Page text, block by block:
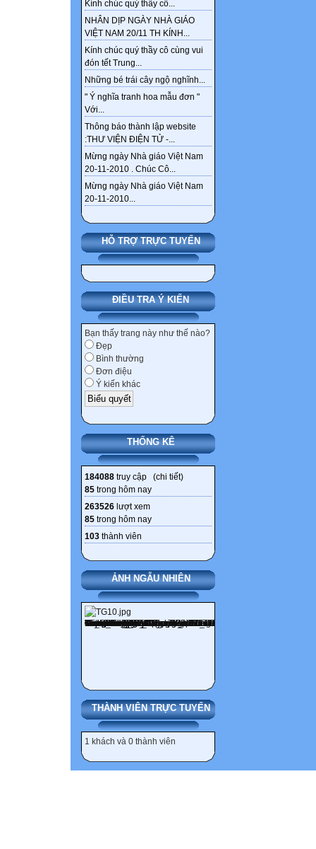
Kính chúc quý thầy cô...
NHÂN DỊP NGÀY NHÀ GIÁO
VIỆT NAM 20/11 TH KÍNH...
Kính chúc quý thầy cô cùng vui
đón tết Trung...
Những bé trái cây ngộ nghĩnh...
" Ý nghĩa tranh hoa mẫu đơn "
Với...
Thông báo thành lập website
:THƯ VIỆN ĐIỆN TỬ -...
Mừng ngày Nhà giáo Việt Nam
20-11-2010 . Chúc Cô...
Mừng ngày Nhà giáo Việt Nam
20-11-2010...
HỖ TRỢ TRỰC TUYẾN
ĐIỀU TRA Ý KIẾN
Bạn thấy trang này như thế nào?
Đẹp
Bình thường
Đơn điệu
Ý kiến khác
THỐNG KÊ
184088 truy cập (chi tiết)
85 trong hôm nay
263526 lượt xem
85 trong hôm nay
103 thành viên
ẢNH NGẪU NHIÊN
THÀNH VIÊN TRỰC TUYẾN
1 khách và 0 thành viên